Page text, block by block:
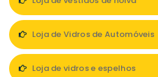
Loja de Vidros de Automóveis
Loja de vidros e espelhos